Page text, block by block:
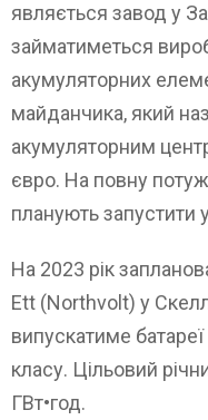
являється завод у
займатиметься
акумуляторних
майданчика, який
акумуляторним
євро. На повну
планують запустити
На 2023 рік
Ett (Northvolt) у
випускатиме
класу. Цільовий
ГВт•год.